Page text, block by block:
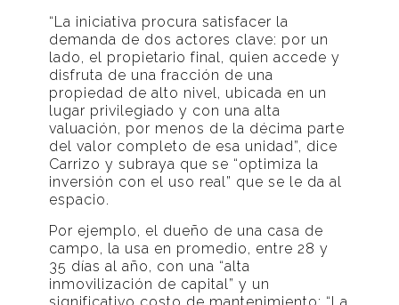
“La iniciativa procura satisfacer la
demanda de dos actores clave: por un
lado, el propietario final, quien accede y
disfruta de una fracción de una
propiedad de alto nivel, ubicada en un
lugar privilegiado y con una alta
valuación, por menos de la décima parte
del valor completo de esa unidad”, dice
Carrizo y subraya que se “optimiza la
inversión con el uso real” que se le da al
espacio.
Por ejemplo, el dueño de una casa de
campo, la usa en promedio, entre 28 y
35 días al año, con una “alta
inmovilización de capital” y un